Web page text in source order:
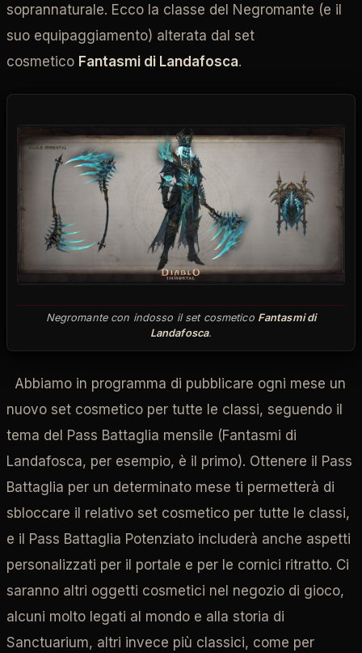
soprannaturale. Ecco la classe del Negromante (e il
suo equipaggiamento) alterata dal set
cosmetico Fantasmi di Landafosca.
Negromante con indosso il set cosmetico Fantasmi di
Landafosca.
Abbiamo in programma di pubblicare ogni mese un
nuovo set cosmetico per tutte le classi, seguendo il
tema del Pass Battaglia mensile (Fantasmi di
Landafosca, per esempio, è il primo). Ottenere il Pass
Battaglia per un determinato mese ti permetterà di
sbloccare il relativo set cosmetico per tutte le classi,
e il Pass Battaglia Potenziato includerà anche aspetti
personalizzati per il portale e per le cornici ritratto. Ci
saranno altri oggetti cosmetici nel negozio di gioco,
alcuni molto legati al mondo e alla storia di
Sanctuarium, altri invece più classici, come per